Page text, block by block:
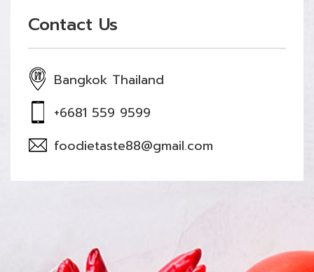
Contact Us
Bangkok Thailand
+6681 559 9599
foodietaste88@gmail.com